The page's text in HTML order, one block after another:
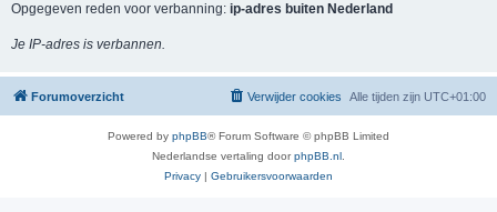
Opgegeven reden voor verbanning: ip-adres buiten Nederland
Je IP-adres is verbannen.
Forumoverzicht Alle tijden zijn UTC+01:00
Verwijder cookies
Powered by phpBB® Forum Software © phpBB Limited
Nederlandse vertaling doorphpBB.nl
Privacy | Gebruikersvoorwaarden